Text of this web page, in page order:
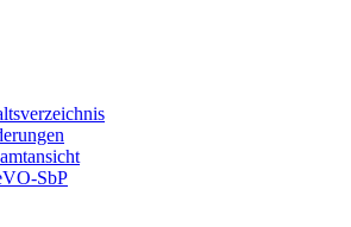
SbP